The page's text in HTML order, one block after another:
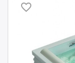
favorite_border